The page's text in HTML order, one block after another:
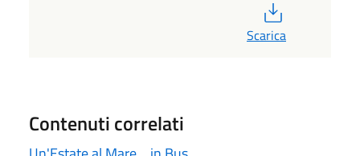
Scarica
Contenuti correlati